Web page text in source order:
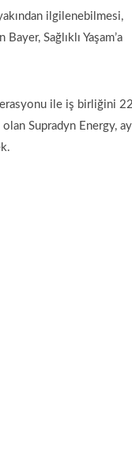
ilgilenebilmesi,
Sağlıklı Yaşam’a
ile iş birliğini 22
Supradyn Energy,